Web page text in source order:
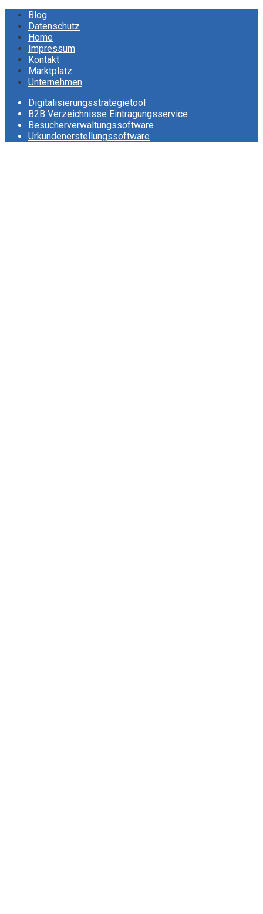
Blog
Datenschutz
Home
Impressum
Kontakt
Marktplatz
Unternehmen
Digitalisierungsstrategietool
B2B Verzeichnisse Eintragungsservice
Besucherverwaltungssoftware
Urkundenerstellungssoftware